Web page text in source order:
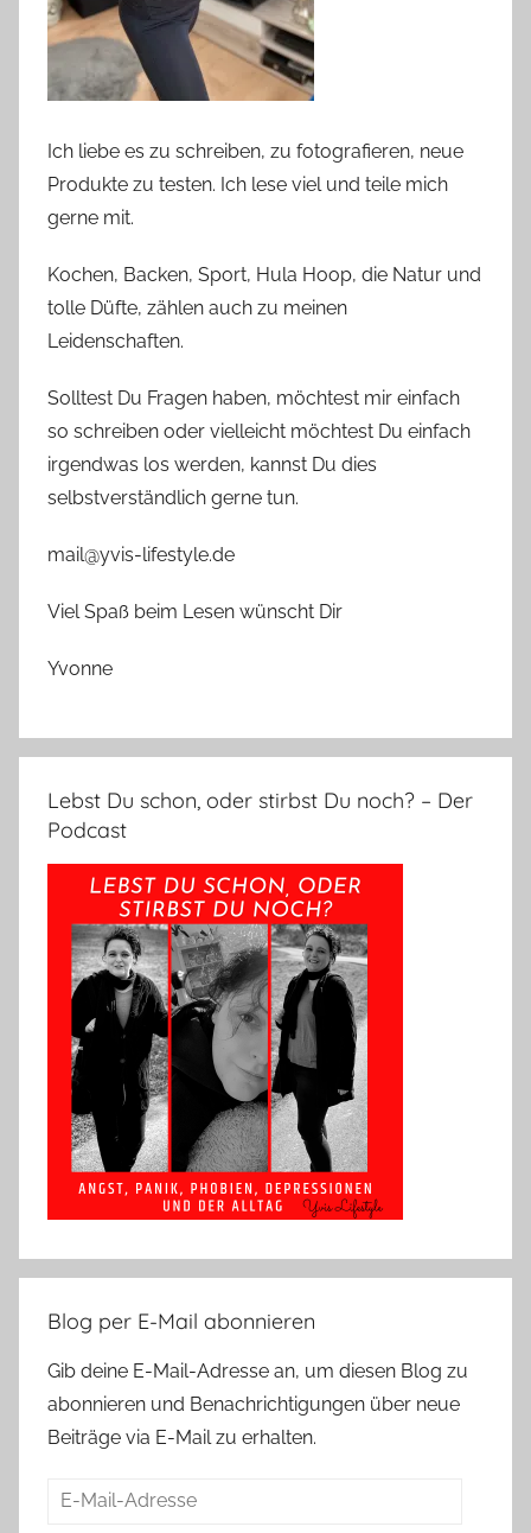
Ich liebe es zu schreiben, zu fotografieren, neue
Produkte zu testen. Ich lese viel und teile mich
gerne mit.
Kochen, Backen, Sport, Hula Hoop, die Natur und
tolle Düfte, zählen auch zu meinen
Leidenschaften.
Solltest Du Fragen haben, möchtest mir einfach
so schreiben oder vielleicht möchtest Du einfach
irgendwas los werden, kannst Du dies
selbstverständlich gerne tun.
mail@yvis-lifestyle.de
Viel Spaß beim Lesen wünscht Dir
Yvonne
Lebst Du schon, oder stirbst Du noch? – Der
Podcast
Blog per E-Mail abonnieren
Gib deine E-Mail-Adresse an, um diesen Blog zu
abonnieren und Benachrichtigungen über neue
Beiträge via E-Mail zu erhalten.
E-